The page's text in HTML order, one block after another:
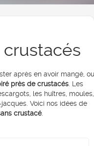
après en avoir mangé, ou
près de crustacés . Les
les huîtres, moules,
Voici nos idées de
crustacé.